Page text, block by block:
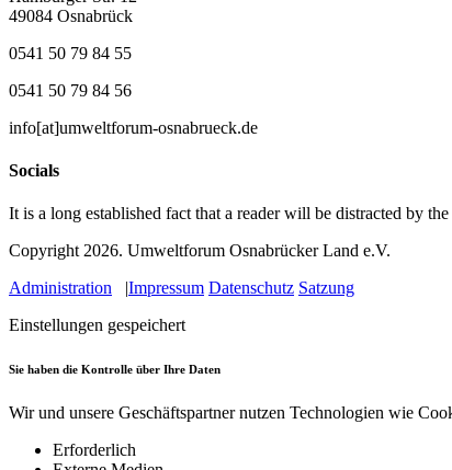
49084 Osnabrück
0541 50 79 84 55
0541 50 79 84 56
info[at]umweltforum-osnabrueck.de
Socials
It is a long established fact that a reader will be distracted by
Copyright 2026. Umweltforum Osnabrücker Land e.V.
Administration |Impressum Datenschutz Satzung
Einstellungen gespeichert
Sie haben die Kontrolle über Ihre Daten
Wir und unsere Geschäftspartner nutzen Technologien wie
Erforderlich